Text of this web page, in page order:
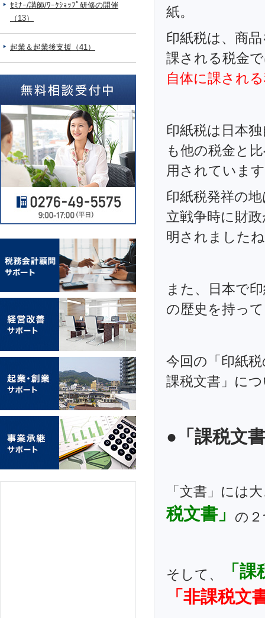
紙。
印紙税は、商
課される税金
自体に課され
印紙税は日本
も他の税金と
用されていま
印紙税発祥の
立戦争時に財
明されました
また、日本で
の歴史を持っ
今回の「印紙
課税文書」に
●「課税文
「文書」には
税文書」 の
そして、
「
「非課税文
ｾﾐﾅｰ/講師/ﾜｰｸｼｮｯﾌﾟ研修の開催
（13）
起業＆起業後支援（41）